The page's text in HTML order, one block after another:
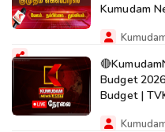
Kumudam
Budget
Budget |